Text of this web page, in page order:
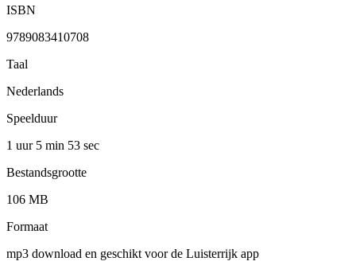
ISBN
9789083410708
Taal
Nederlands
Speelduur
1 uur 5 min 53 sec
Bestandsgrootte
106 MB
Formaat
mp3 download en geschikt voor de Luisterrijk app